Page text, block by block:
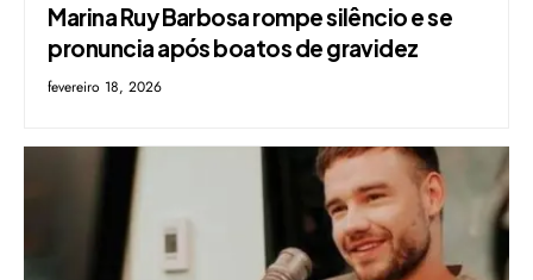
Marina Ruy Barbosa rompe silêncio e se
pronuncia após boatos de gravidez
fevereiro 18, 2026